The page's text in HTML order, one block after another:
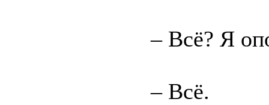
– Всё? Я
– Всё.